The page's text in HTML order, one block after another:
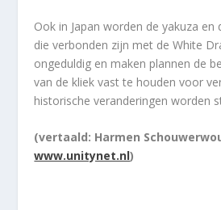
Ook in Japan worden de yakuza en
die verbonden zijn met de White
ongeduldig en maken plannen de
van de kliek vast te houden voor
historische veranderingen worden
(vertaald: Harmen
www.unitynet.nl)